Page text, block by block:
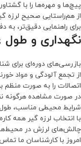
پیچ‌ها و مهره‌ها را با
از هم‌راستایی صحیح لرزه
برای راهنمایی دقیق‌تر، به
نگهداری و طول
بازرسی‌های دوره‌ای برای
از تجمع آلودگی و مواد
اتصالات را به صورت
در صورت مشاهده هرگونه
شرایط محیطی مناسب، طول
با انتخاب لرزه گیر همه
چالش‌های لرزش در
امروز با کارشناسان ما